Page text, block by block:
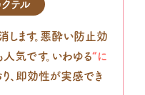
テル
ます。悪酔い防止効
気です。いわゆる“に
、即効性が実感でき